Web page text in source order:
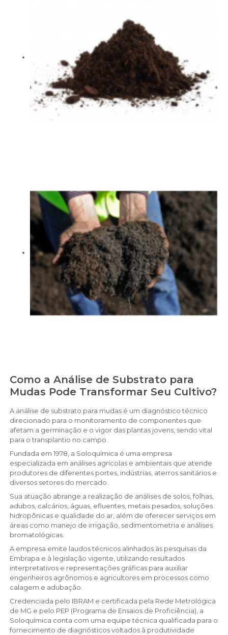
Como a Análise de Substrato para
Mudas Pode Transformar Seu Cultivo?
A análise de substrato para mudas é um diagnóstico técnico
direcionado para o monitoramento de componentes que
afetam a germinação e o vigor das plantas jovens, sendo vital
para o transplantio no campo.
Fundada em 1978, a Soloquímica é uma empresa
especializada em análises agrícolas e ambientais que atende
produtores de diferentes portes, indústrias, aterros sanitários e
diversos setores do mercado.
Sua atuação abrange a realização de análises de solos, folhas,
adubos, calcários, águas, efluentes, metais pesados, soluções
hidropônicas e qualidade do ar, além de oferecer serviços em
áreas como manejo de irrigação, sedimentometria e análises
bromatológicas.
A empresa emite laudos técnicos alinhados às pesquisas da
Embrapa e à legislação vigente, utilizando resultados
interpretativos e representações gráficas para auxiliar
engenheiros agrônomos e agricultores em processos como
calagem e adubação.
Credenciada pelo IBRAM e certificada pela Rede Metrológica
de MG e pelo PEP (Programa de Ensaios de Proficiência), a
Soloquímica conta com uma equipe técnica qualificada para o
fornecimento de diagnósticos voltados à produtividade